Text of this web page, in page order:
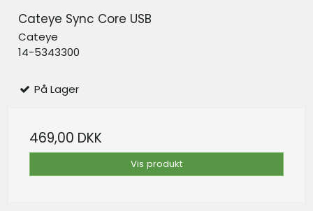
Cateye Sync Core USB
Cateye
14-5343300
På Lager
469,00 DKK
Vis produkt